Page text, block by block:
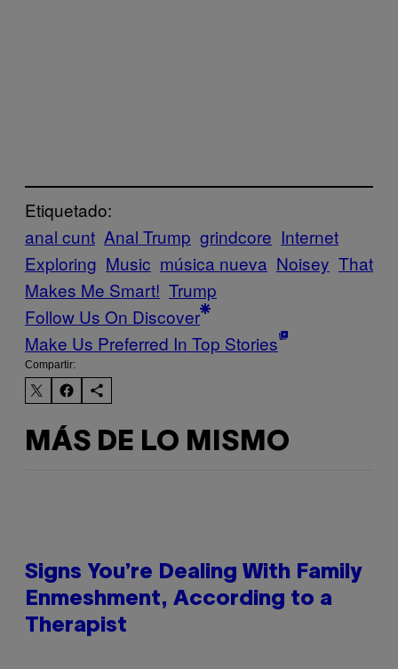
Etiquetado:
anal cunt Anal Trump grindcore Internet
Exploring Music música nueva Noisey That
Makes Me Smart! Trump
Follow Us On Discover
Make Us Preferred In Top Stories
Compartir:
MÁS DE LO MISMO
Signs You’re Dealing With Family
Enmeshment, According to a
Therapist